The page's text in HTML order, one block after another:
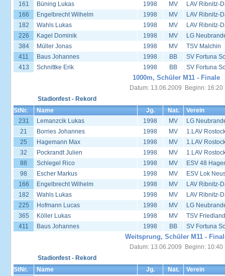
161
Büning Lukas 1998 MV
LAV Ribnitz-
166
Engelbrecht Wilhelm 1998 MV
LAV Ribnitz-
182
Wahls Lukas 1998 MV
LAV Ribnitz-
226
Kagel Dominik 1998 MV
LG
384
Müller Jonas 1998 MV
TSV Malchin
411
Baus Johannes 1998 BB
SV Fortuna
413
Schnittke Erik 1998 BB SV Fortuna
1000m, Schüler M11 - Finale
Datum: 13.06.2009 Beginn: 16:20
Stadionfest - Rekord
StNr.
Name Jg. Nat.
Verein
231
Lemanzcik Lukas 1998 MV
LG
21
Borries Johannes 1998 MV
1.LAV
25
Hagemann Max 1998 MV
1.LAV
32
Pockrandt Julien 1998 MV
1.LAV
88
Schlegel Rico 1998 MV
ESV 48
98
Escher Markus 1998 MV
ESV Lok
166
Engelbrecht Wilhelm 1998 MV
LAV Ribnitz-
182
Wahls Lukas 1998 MV
LAV Ribnitz-
225
Hofmann Lucas 1998 MV
LG
365
Köller Lukas 1998 MV
TSV
411
Baus Johannes 1998 BB SV Fortuna
Weitsprung, Schüler M11 -
Datum: 13.06.2009 Beginn: 10:40
Stadionfest - Rekord
StNr.
Name Jg. Nat.
Verein